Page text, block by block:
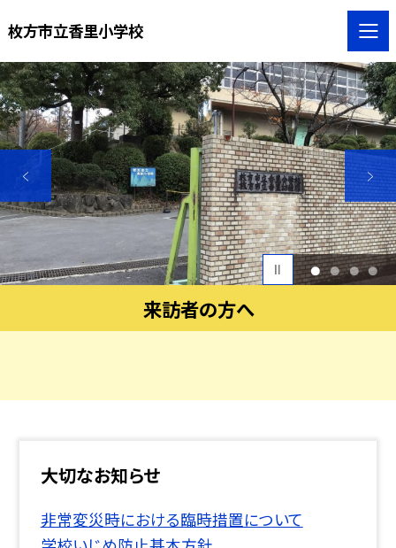
枚方市立香里小学校
1 2 3 4
来訪者の方へ
大切なお知らせ
非常変災時における臨時措置について